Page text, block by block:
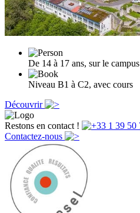
De 14 à 17 ans, sur le campus
Niveau B1 à C2, avec cours
Découvrir
Restons en contact !
Contactez-nous